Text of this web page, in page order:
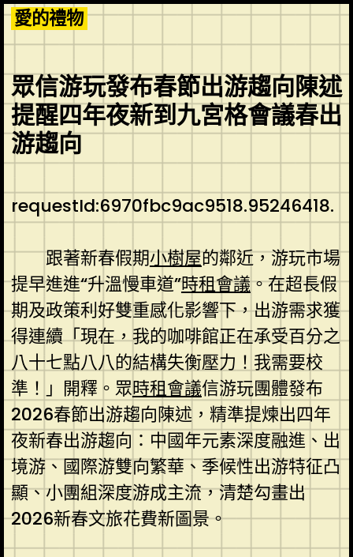
Skip
to
content
愛的禮物
眾信游玩發布春節出游趨向陳述
提醒四年夜新到九宮格會議春出
游趨向
requestId:6970fbc9ac9518.95246418.
跟著新春假期小樹屋的鄰近，游玩市場
提早進進“升溫慢車道”時租會議。在超長假
期及政策利好雙重感化影響下，出游需求獲
得連續「現在，我的咖啡館正在承受百分之
八十七點八八的結構失衡壓力！我需要校
準！」開釋。眾時租會議信游玩團體發布
2026春節出游趨向陳述，精準提煉出四年
夜新春出游趨向：中國年元素深度融進、出
境游、國際游雙向繁華、季候性出游特征凸
顯、小團組深度游成主流，清楚勾畫出
2026新春文旅花費新圖景。